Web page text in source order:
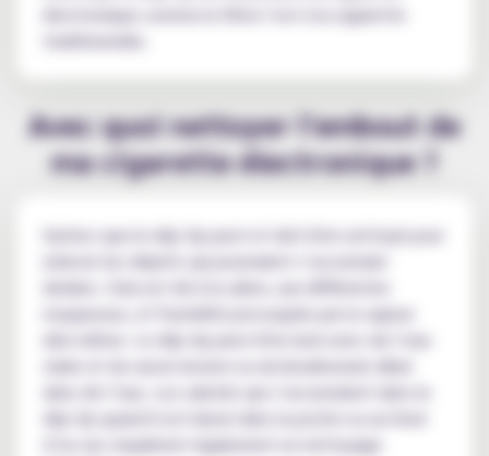
électronique comme le filtre l’est à la cigarette
Avec quoi nettoyer l'embout de
ma cigarette électronique ?
Sachez que le drip tip peut et doit être nettoyé pour
enlever les dépôts qui pourraient s’accumuler
muqueuses, à l’humidité provoquée par la vapeur
elle-même. Le drip tip peut être lavé avec de l’eau
claire et du savon lessive ou du bicarbonate dilué
drip tip quand il est laissé dans la poche ou au fond
d’un sac requièrent également un nettoyage